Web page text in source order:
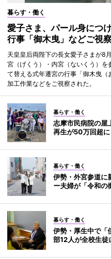
暮らす・働く
愛子さま、パール身につ
行事「御木曳」などご視
天皇皇后両陛下の長女愛子さまが8
宮（げくう）・内宮（ないくう）
て替える式年遷宮の行事「御木曳
加工作業などをご視察された。
暮らす・働く
志摩市民病院の
再生が50万回超に
暮らす・働く
伊勢・外宮参道
ー夫婦が「令和の
暮らす・働く
伊勢・厚生中で
部12人が全校生徒